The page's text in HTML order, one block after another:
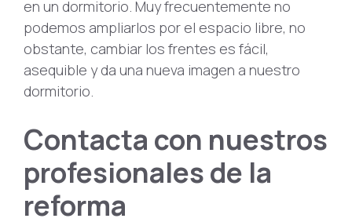
en un dormitorio. Muy frecuentemente no
podemos ampliarlos por el espacio libre, no
obstante, cambiar los frentes es fácil,
asequible y da una nueva imagen a nuestro
dormitorio.
Contacta con nuestros
profesionales de la
reforma